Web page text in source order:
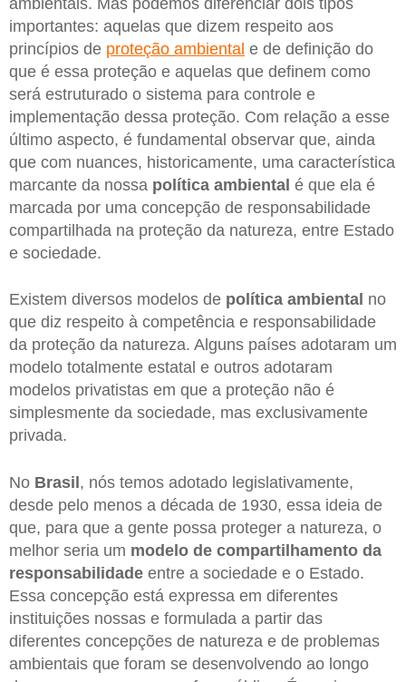
importantes: aquelas que dizem respeito aos
princípios de proteção ambiental e de definição do
que é essa proteção e aquelas que definem como
será estruturado o sistema para controle e
implementação dessa proteção. Com relação a esse
último aspecto, é fundamental observar que, ainda
que com nuances, historicamente, uma característica
marcante da nossa política ambiental é que ela é
marcada por uma concepção de responsabilidade
compartilhada na proteção da natureza, entre Estado
e sociedade.
Existem diversos modelos de política ambiental no
que diz respeito à competência e responsabilidade
da proteção da natureza. Alguns países adotaram um
modelo totalmente estatal e outros adotaram
modelos privatistas em que a proteção não é
simplesmente da sociedade, mas exclusivamente
privada.
No Brasil, nós temos adotado legislativamente,
desde pelo menos a década de 1930, essa ideia de
que, para que a gente possa proteger a natureza, o
melhor seria um modelo de compartilhamento da
responsabilidade entre a sociedade e o Estado.
Essa concepção está expressa em diferentes
instituições nossas e formulada a partir das
diferentes concepções de natureza e de problemas
ambientais que foram se desenvolvendo ao longo